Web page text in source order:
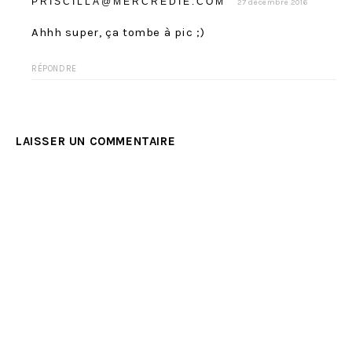
27 décembre 2016
Ahhh super, ça tombe à pic ;)
RÉPONDRE
LAISSER UN COMMENTAIRE